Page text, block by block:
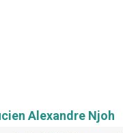
Alexandre Njoh